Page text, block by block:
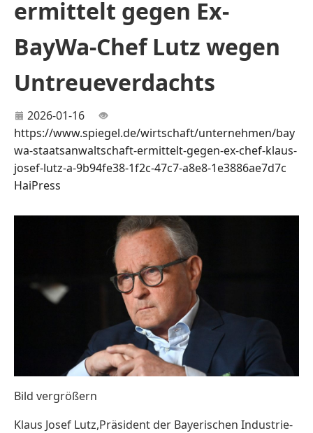
ermittelt gegen Ex-
BayWa-Chef Lutz wegen
Untreueverdachts
2026-01-16
https://www.spiegel.de/wirtschaft/unternehmen/bay
wa-staatsanwaltschaft-ermittelt-gegen-ex-chef-klaus-
josef-lutz-a-9b94fe38-1f2c-47c7-a8e8-1e3886ae7d7c
HaiPress
Bild vergrößern
Klaus Josef Lutz,Präsident der Bayerischen Industrie-